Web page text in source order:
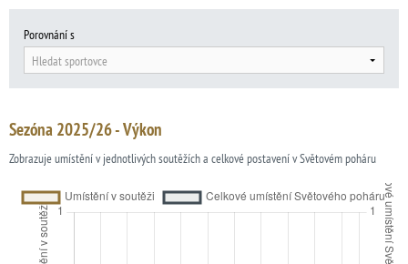
Porovnání s
Hledat sportovce
Sezóna 2025/26 - Výkon
Zobrazuje umístění v jednotlivých soutěžích a celkové postavení v Světovém poháru